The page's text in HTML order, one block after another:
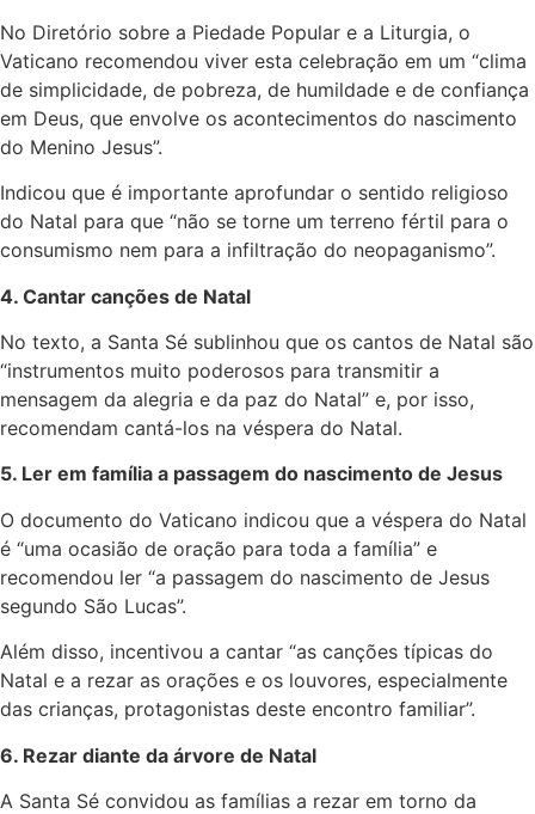
No Diretório sobre a Piedade Popular e a Liturgia, o
Vaticano recomendou viver esta celebração em um “clima
de simplicidade, de pobreza, de humildade e de confiança
em Deus, que envolve os acontecimentos do nascimento
do Menino Jesus”.
Indicou que é importante aprofundar o sentido religioso
do Natal para que “não se torne um terreno fértil para o
consumismo nem para a infiltração do neopaganismo”.
4. Cantar canções de Natal
No texto, a Santa Sé sublinhou que os cantos de Natal são
“instrumentos muito poderosos para transmitir a
mensagem da alegria e da paz do Natal” e, por isso,
recomendam cantá-los na véspera do Natal.
5. Ler em família a passagem do nascimento de Jesus
O documento do Vaticano indicou que a véspera do Natal
é “uma ocasião de oração para toda a família” e
recomendou ler “a passagem do nascimento de Jesus
segundo São Lucas”.
Além disso, incentivou a cantar “as canções típicas do
Natal e a rezar as orações e os louvores, especialmente
das crianças, protagonistas deste encontro familiar”.
6. Rezar diante da árvore de Natal
A Santa Sé convidou as famílias a rezar em torno da